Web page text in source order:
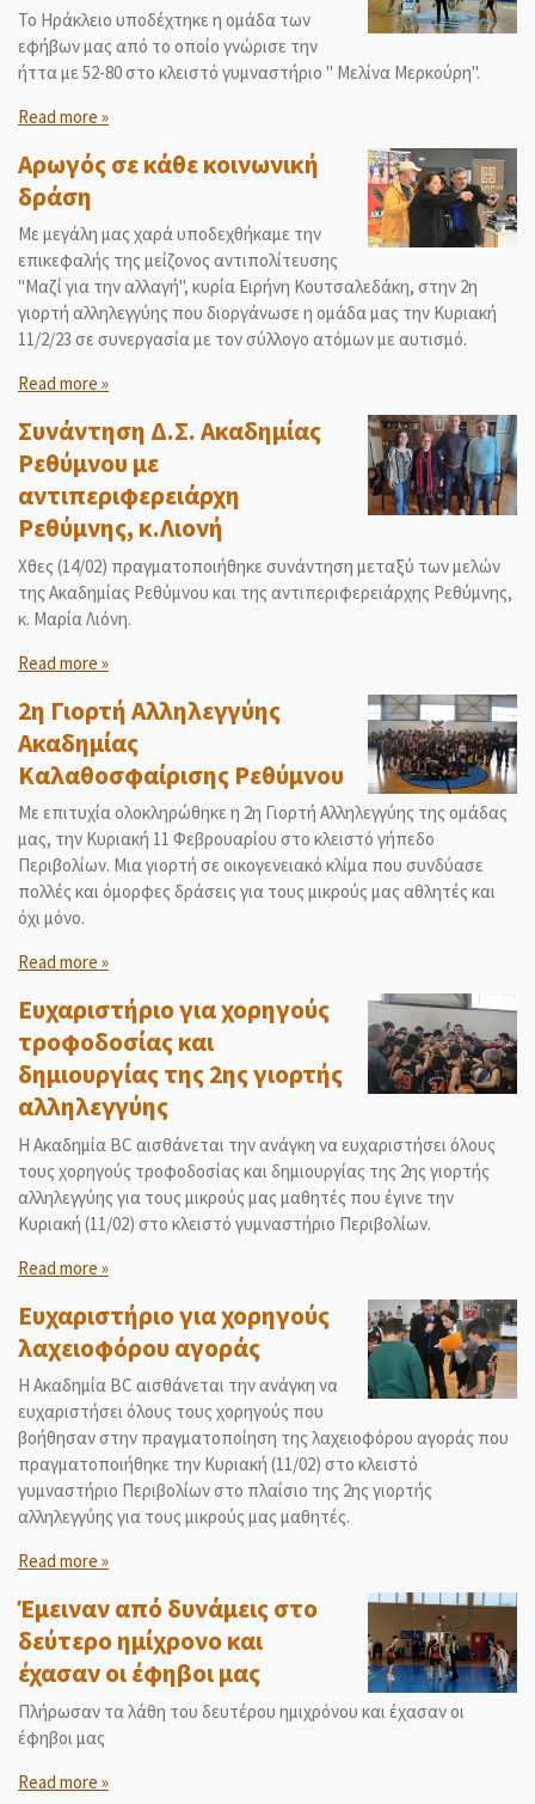
Το Ηράκλειο υποδέχτηκε η ομάδα των
εφήβων μας από το οποίο γνώρισε την
ήττα με 52-80 στο κλειστό γυμναστήριο " Μελίνα Μερκούρη".
Read more »
Αρωγός σε κάθε κοινωνική
δράση
Με μεγάλη μας χαρά υποδεχθήκαμε την
επικεφαλής της μείζονος αντιπολίτευσης
"Μαζί για την αλλαγή", κυρία Ειρήνη Κουτσαλεδάκη, στην 2η
γιορτή αλληλεγγύης που διοργάνωσε η ομάδα μας την Κυριακή
11/2/23 σε συνεργασία με τον σύλλογο ατόμων με αυτισμό.
Read more »
Συνάντηση Δ.Σ. Ακαδημίας
Ρεθύμνου με
αντιπεριφερειάρχη
Ρεθύμνης, κ.Λιονή
Χθες (14/02) πραγματοποιήθηκε συνάντηση μεταξύ των μελών
της Ακαδημίας Ρεθύμνου και της αντιπεριφερειάρχης Ρεθύμνης,
κ. Μαρία Λιόνη.
Read more »
2η Γιορτή Αλληλεγγύης
Ακαδημίας
Καλαθοσφαίρισης Ρεθύμνου
Με επιτυχία ολοκληρώθηκε η 2η Γιορτή Αλληλεγγύης της ομάδας
μας, την Κυριακή 11 Φεβρουαρίου στο κλειστό γήπεδο
Περιβολίων. Μια γιορτή σε οικογενειακό κλίμα που συνδύασε
πολλές και όμορφες δράσεις για τους μικρούς μας αθλητές και
όχι μόνο.
Read more »
Ευχαριστήριο για χορηγούς
τροφοδοσίας και
δημιουργίας της 2ης γιορτής
αλληλεγγύης
Η Ακαδημία ΒC αισθάνεται την ανάγκη να ευχαριστήσει όλους
τους χορηγούς τροφοδοσίας και δημιουργίας της 2ης γιορτής
αλληλεγγύης για τους μικρούς μας μαθητές που έγινε την
Κυριακή (11/02) στο κλειστό γυμναστήριο Περιβολίων.
Read more »
Ευχαριστήριο για χορηγούς
λαχειοφόρου αγοράς
Η Ακαδημία ΒC αισθάνεται την ανάγκη να
ευχαριστήσει όλους τους χορηγούς που
βοήθησαν στην πραγματοποίηση της λαχειοφόρου αγοράς που
πραγματοποιήθηκε την Κυριακή (11/02) στο κλειστό
γυμναστήριο Περιβολίων στο πλαίσιο της 2ης γιορτής
αλληλεγγύης για τους μικρούς μας μαθητές.
Read more »
Έμειναν από δυνάμεις στο
δεύτερο ημίχρονο και
έχασαν οι έφηβοι μας
Πλήρωσαν τα λάθη του δευτέρου ημιχρόνου και έχασαν οι
έφηβοι μας
Read more »